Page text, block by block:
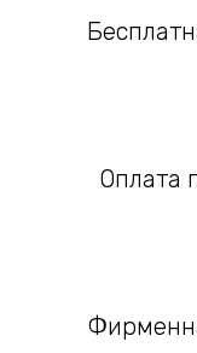
Оплата